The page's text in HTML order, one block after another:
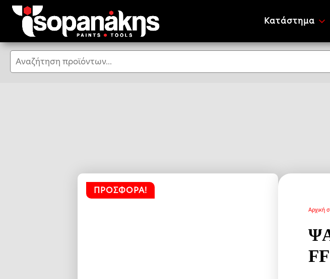
Κατάστημα
Αναζήτηση
ΠΡΟΣΦΟΡΆ!
Αρχική
FF